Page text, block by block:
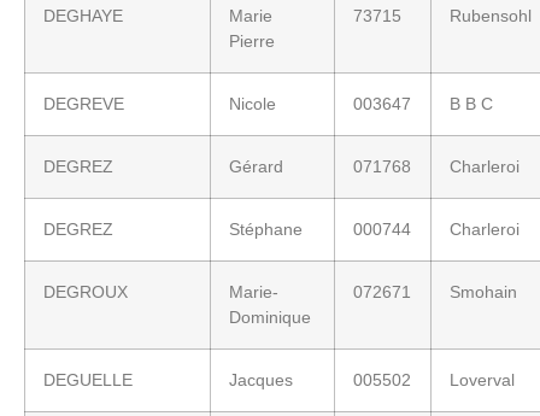
DEGHAYE
Marie
Pierre
73715 Rubensohl
DEGREVE Nicole 003647 B B C
DEGREZ Gérard 071768 Charleroi
DEGREZ Stéphane 000744 Charleroi
DEGROUX
Marie-
Dominique
072671 Smohain
DEGUELLE Jacques 005502 Loverval